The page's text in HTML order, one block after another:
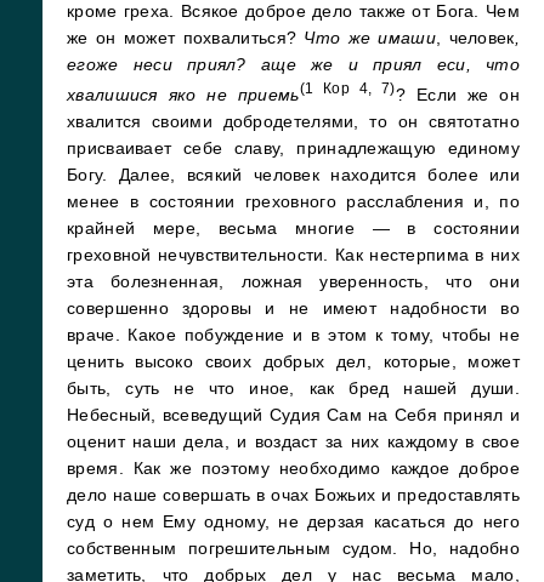
кроме греха. Всякое доброе дело также от Бога. Чем
же он может похвалиться? Что же имаши, человек,
егоже неси приял? аще же и приял еси, что
хвалишися яко не приемь(1 Кор 4, 7)? Если же он
хвалится своими добродетелями, то он святотатно
присваивает себе славу, принадлежащую единому
Богу. Далее, всякий человек находится более или
менее в состоянии греховного расслабления и, по
крайней мере, весьма многие — в состоянии
греховной нечувствительности. Как нестерпима в них
эта болезненная, ложная уверенность, что они
совершенно здоровы и не имеют надобности во
враче. Какое побуждение и в этом к тому, чтобы не
ценить высоко своих добрых дел, которые, может
быть, суть не что иное, как бред нашей души.
Небесный, всеведущий Судия Сам на Себя принял и
оценит наши дела, и воздаст за них каждому в свое
время. Как же поэтому необходимо каждое доброе
дело наше совершать в очах Божьих и предоставлять
суд о нем Ему одному, не дерзая касаться до него
собственным погрешительным судом. Но, надобно
заметить, что добрых дел у нас весьма мало,